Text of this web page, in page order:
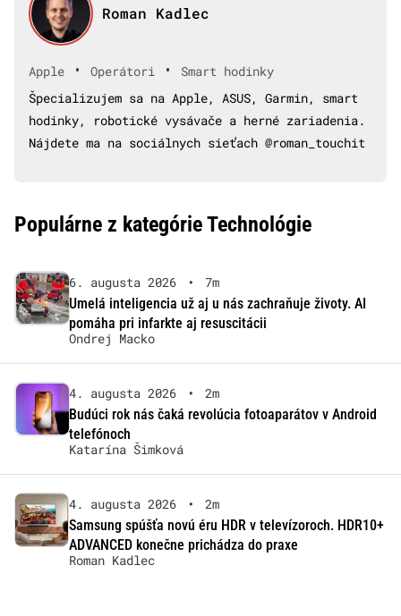
Roman Kadlec
Apple • Operátori •
Smart hodinky
Špecializujem sa na Apple, ASUS, Garmin, smart
hodinky, robotické vysávače a herné zariadenia.
Nájdete ma na sociálnych sieťach @roman_touchit
Populárne z kategórie Technológie
6. augusta 2026 •
7m
Umelá inteligencia už aj u nás zachraňuje životy. AI
pomáha pri infarkte aj resuscitácii
Ondrej Macko
4. augusta 2026 •
2m
Budúci rok nás čaká revolúcia fotoaparátov v Android
telefónoch
Katarína Šimková
4. augusta 2026 •
2m
Samsung spúšťa novú éru HDR v televízoroch. HDR10+
ADVANCED konečne prichádza do praxe
Roman Kadlec